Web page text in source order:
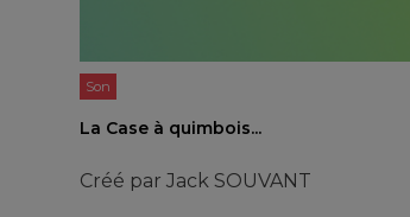
Son
La Case à quimbois...
Créé parJack SOUVANT